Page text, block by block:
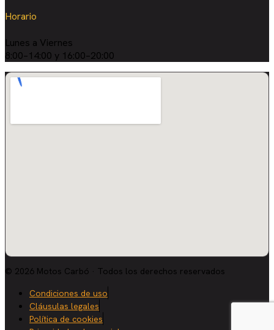
Horario
Lunes a Viernes
8:00–14:00 y 16:00–20:00
© 2026 Motos Carbó · Todos los derechos reservados
Condiciones de uso
Cláusulas legales
Política de cookies